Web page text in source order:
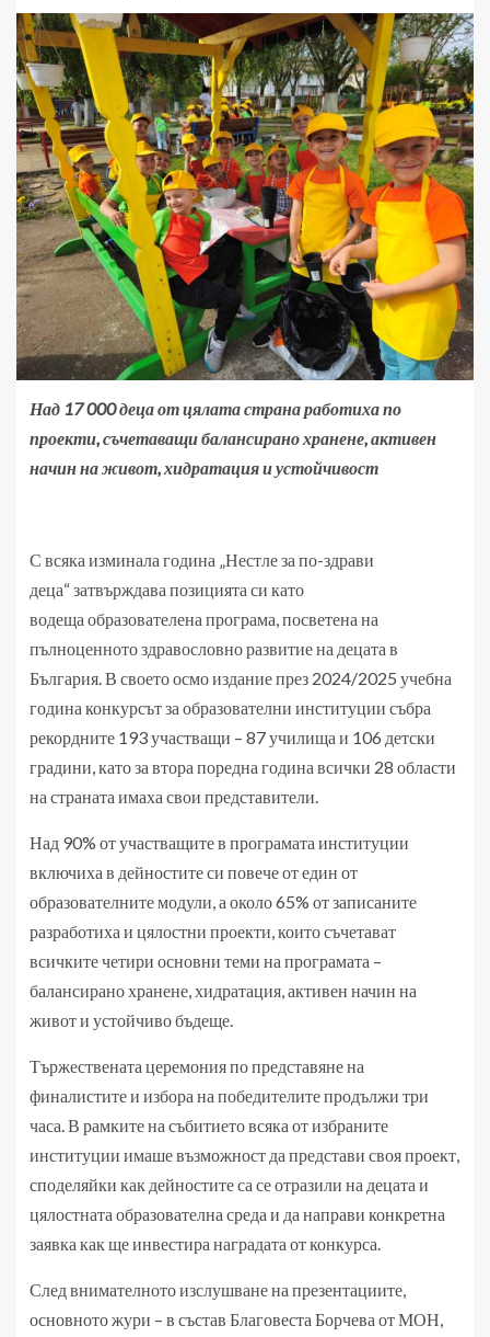
Над 17 000 деца от цялата страна работиха по
проекти, съчетаващи балансирано хранене, активен
начин на живот, хидратация и устойчивост
С всяка изминала година „Нестле за по-здрави
деца“ затвърждава позицията си като
водеща образователена програма, посветена на
пълноценното здравословно развитие на децата в
България. В своето осмо издание през 2024/2025 учебна
година конкурсът за образователни институции събра
рекордните 193 участващи – 87 училища и 106 детски
градини, като за втора поредна година всички 28 области
на страната имаха свои представители.
Над 90% от участващите в програмата институции
включиха в дейностите си повече от един от
образователните модули, а около 65% от записаните
разработиха и цялостни проекти, които съчетават
всичките четири основни теми на програмата –
балансирано хранене, хидратация, активен начин на
живот и устойчиво бъдеще.
Тържествената церемония по представяне на
финалистите и избора на победителите продължи три
часа. В рамките на събитието всяка от избраните
институции имаше възможност да представи своя проект,
споделяйки как дейностите са се отразили на децата и
цялостната образователна среда и да направи конкретна
заявка как ще инвестира наградата от конкурса.
След внимателното изслушване на презентациите,
основното жури – в състав Благовеста Борчева от МОН,